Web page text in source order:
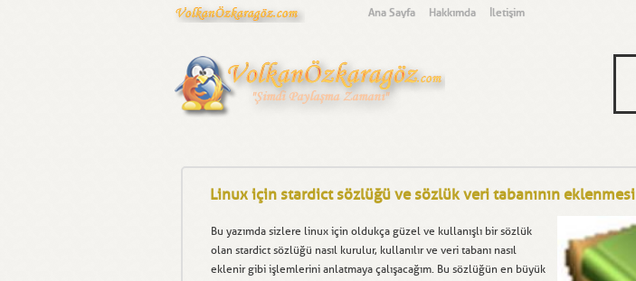
Ana Sayfa Hakkımda İletişim
Linux için stardict sözlüğü ve sözlük veri tabanının eklenmesi
Bu yazımda sizlere linux için oldukça güzel ve kullanışlı bir sözlük
olan stardict sözlüğü nasıl kurulur, kullanılır ve veri tabanı nasıl
eklenir gibi işlemlerini anlatmaya çalışacağım. Bu sözlüğün en büyük